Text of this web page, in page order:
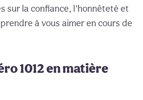
sur la confiance, l’honnêteté et
à vous aimer en cours de
1012 en matière